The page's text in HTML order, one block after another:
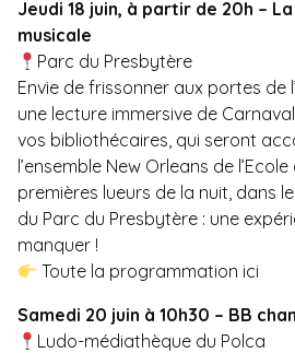
Jeudi 18 juin, à partir de 20h –
musicale
Parc du Presbytère
Envie de frissonner aux portes de
une lecture immersive de
vos bibliothécaires, qui seront
l’ensemble New Orleans de
premières lueurs de la nuit, dans
du Parc du Presbytère : une
manquer !
Toute la programmation ici
Samedi 20 juin à 10h30 – BB
Ludo-médiathèque du Polca